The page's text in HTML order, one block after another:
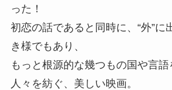
った！
初恋の話であると同時に、“外”に
き様でもあり、
もっと根源的な幾つもの国や言
人々を紡ぐ、美しい映画。